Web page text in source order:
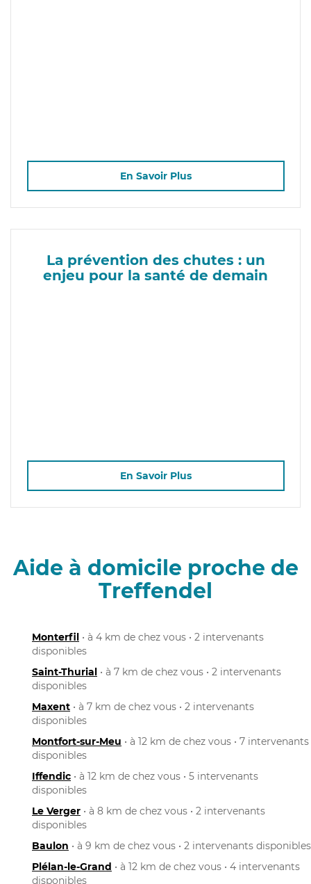
En Savoir Plus
La prévention des chutes : un
enjeu pour la santé de demain
En Savoir Plus
Aide à domicile proche de
Treffendel
Monterfil • à 4 km de chez vous • 2 intervenants
disponibles
Saint-Thurial • à 7 km de chez vous • 2 intervenants
disponibles
Maxent • à 7 km de chez vous • 2 intervenants
disponibles
Montfort-sur-Meu • à 12 km de chez vous • 7 intervenants
disponibles
Iffendic • à 12 km de chez vous • 5 intervenants
disponibles
Le Verger • à 8 km de chez vous • 2 intervenants
disponibles
Baulon • à 9 km de chez vous • 2 intervenants disponibles
Plélan-le-Grand • à 12 km de chez vous • 4 intervenants
disponibles